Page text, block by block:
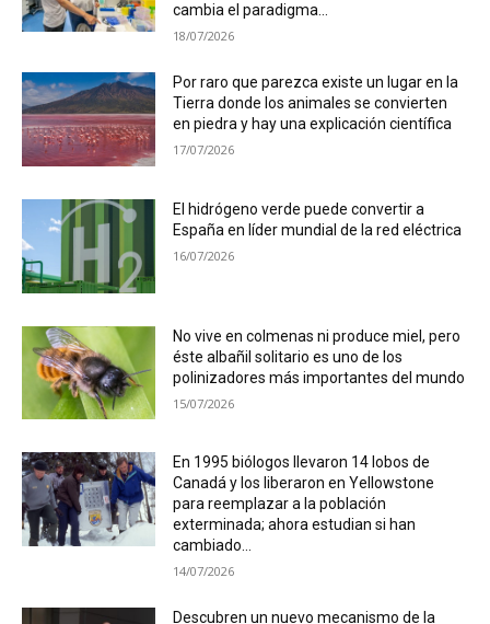
cambia el paradigma...
18/07/2026
Por raro que parezca existe un lugar en la
Tierra donde los animales se convierten
en piedra y hay una explicación científica
17/07/2026
El hidrógeno verde puede convertir a
España en líder mundial de la red eléctrica
16/07/2026
No vive en colmenas ni produce miel, pero
éste albañil solitario es uno de los
polinizadores más importantes del mundo
15/07/2026
En 1995 biólogos llevaron 14 lobos de
Canadá y los liberaron en Yellowstone
para reemplazar a la población
exterminada; ahora estudian si han
cambiado...
14/07/2026
Descubren un nuevo mecanismo de la